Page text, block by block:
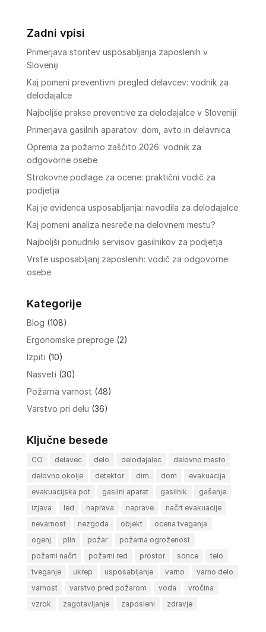
Zadni vpisi
Primerjava storitev usposabljanja zaposlenih v
Sloveniji
Kaj pomeni preventivni pregled delavcev: vodnik za
delodajalce
Najboljše prakse preventive za delodajalce v Sloveniji
Primerjava gasilnih aparatov: dom, avto in delavnica
Oprema za požarno zaščito 2026: vodnik za
odgovorne osebe
Strokovne podlage za ocene: praktični vodič za
podjetja
Kaj je evidenca usposabljanja: navodila za delodajalce
Kaj pomeni analiza nesreče na delovnem mestu?
Najboljši ponudniki servisov gasilnikov za podjetja
Vrste usposabljanj zaposlenih: vodič za odgovorne
osebe
Kategorije
Blog (108)
Ergonomske preproge(2)
Izpiti (10)
Nasveti (30)
Požarna varnost (48)
Varstvo pri delu (36)
Ključne besede
CO delavec delo delodajalec
delovno mesto
delovno okolje
detektor dim dom
evakuacija
evakuacijska pot
gasilni aparat gasilnik
gašenje
izjava
led naprava naprave
načrt evakuacije
nevarnost
nezgoda objekt
ocena tveganja
ogenj
plin požar
požarna ogroženost
požarni načrt
požarni red prostor sonce
telo
tveganje
ukrep usposabljanje varno
varno delo
varnost
varstvo pred požarom voda
vročina
vzrok
zagotavljanje zaposleni zdravje